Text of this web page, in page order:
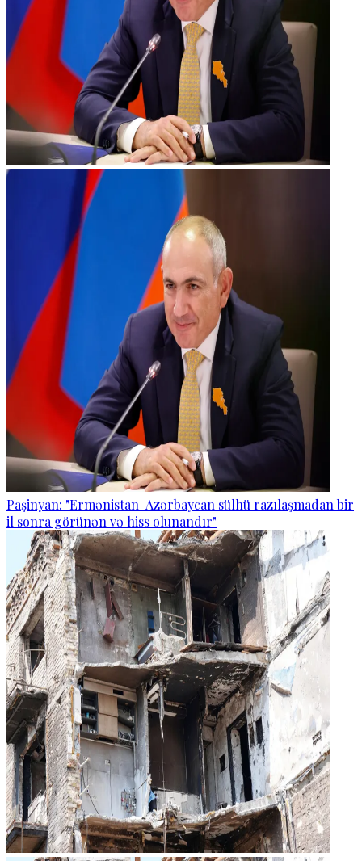
Paşinyan: "Ermənistan-Azərbaycan sülhü razılaşmadan bir
il sonra görünən və hiss olunandır"